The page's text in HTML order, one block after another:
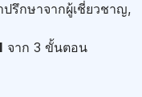
รึกษาจากผู้เชี่ยวชาญ,
จาก 3 ขั้นตอน